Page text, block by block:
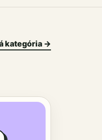
kategória →